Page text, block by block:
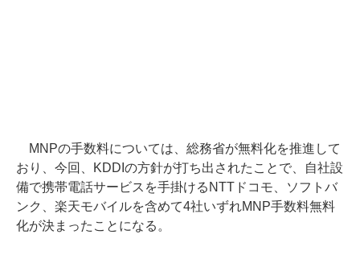
MNPの手数料については、総務省が無料化を推進して
おり、今回、KDDIの方針が打ち出されたことで、自社設
備で携帯電話サービスを手掛けるNTTドコモ、ソフトバ
ンク、楽天モバイルを含めて4社いずれMNP手数料無料
化が決まったことになる。